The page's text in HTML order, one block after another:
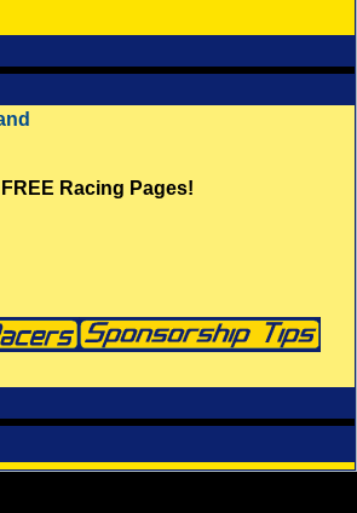
Racing Pages!